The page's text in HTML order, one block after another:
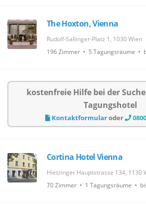
The Hoxton, Vienna
Rudolf-Sallinger-Platz 1, 1030 Wien
196 Zimmer • 5 Tagungsräume •
kostenfreie Hilfe bei der
Tagungshotel
Kontaktformularoder
Cortina Hotel Vienna
Hietzinger Hauptstrasse 134, 1130
70 Zimmer • 1 Tagungsräume •